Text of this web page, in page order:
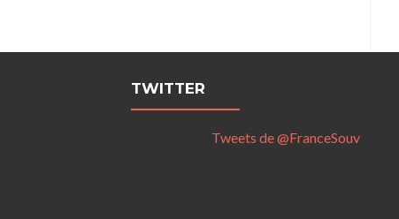
TWITTER
Tweets de @FranceSouv